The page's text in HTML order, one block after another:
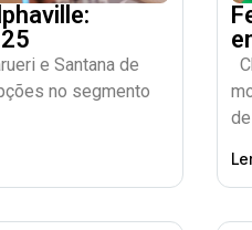
e Santana de
no segmento
de